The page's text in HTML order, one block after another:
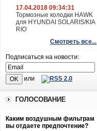
17.04.2018 09:34:31
Тормозные колодки HAWK
для HYUNDAI SOLARIS/KIA
RIO
Смотреть все...
Подписаться на новости:
или
ГОЛОСОВАНИЕ
Каким воздушным фильтрам
вы отдаете предпочтение?